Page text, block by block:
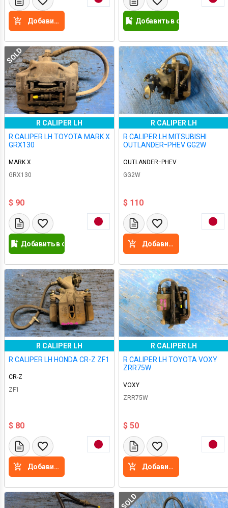
Добавить в корзину Добавить в список
SOLD
R CALIPER LH
R CALIPER LH TOYOTA MARK X
GRX130
MARK X
GRX130
$ 90
Добавить в список желаний
R CALIPER LH
R CALIPER LH MITSUBISHI
OUTLANDERｰPHEV GG2W
OUTLANDERｰPHEV
GG2W
$ 110
Добавить в корзину
R CALIPER LH
R CALIPER LH HONDA CR-Z ZF1
CR-Z
ZF1
$ 80
Добавить в корзину
R CALIPER LH
R CALIPER LH TOYOTA VOXY
ZRR75W
VOXY
ZRR75W
$ 50
Добавить в корзину
SOLD